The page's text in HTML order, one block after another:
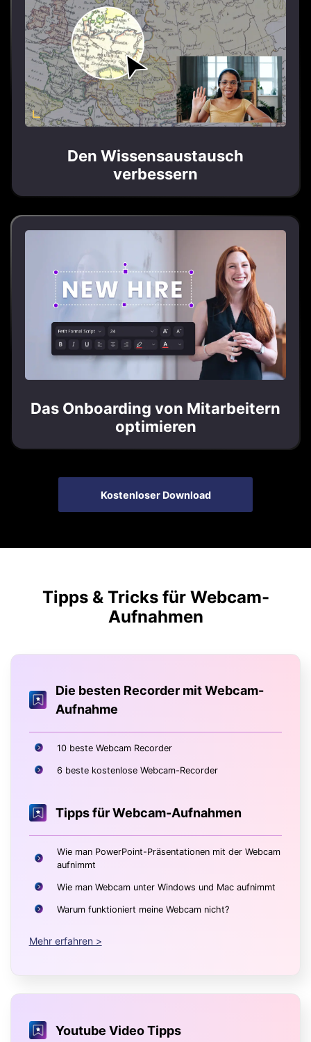
Den Wissensaustausch
verbessern
Das Onboarding von Mitarbeitern
optimieren
Kostenloser Download
Tipps & Tricks für Webcam-
Aufnahmen
Die besten Recorder mit Webcam-
Aufnahme
10 beste Webcam Recorder
6 beste kostenlose Webcam-Recorder
Tipps für Webcam-Aufnahmen
Wie man PowerPoint-Präsentationen mit der Webcam
aufnimmt
Wie man Webcam unter Windows und Mac aufnimmt
Warum funktioniert meine Webcam nicht?
Mehr erfahren >
Youtube Video Tipps